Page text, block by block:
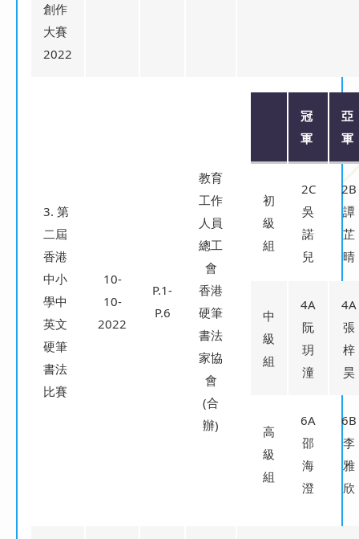
創作
大賽
2022
3. 第
二屆
香港
中小
學中
英文
硬筆
書法
比賽
10-
10-
2022
P.1-
P.6
教育
工作
人員
總工
會
香港
硬筆
書法
家協
會
(合
辦)
冠
軍
亞
軍
初
級
組
2C
吳
諾
兒
2B
譚
芷
晴
中
級
組
4A
阮
玥
潼
4A
張
梓
昊
高
級
組
6A
邵
海
澄
6B
李
雅
欣